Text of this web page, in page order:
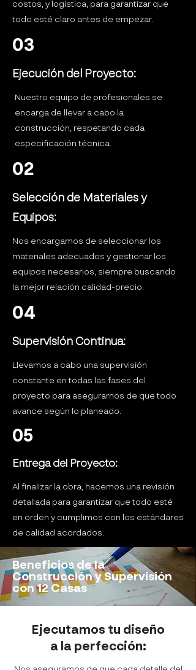
costos, y logística, para garantizar que
todo esté claro antes de empezar.
03
Ejecución del Proyecto:
Nuestro equipo de profesionales se
encarga de llevar a cabo la
construcción, respetando cada
especificación técnica.
02
Selección de Materiales y
Equipos:
Nos encargamos de seleccionar los
materiales adecuados y gestionar los
equipos necesarios, siempre buscando
la mejor relación calidad-precio.
04
Supervisión Continua:
Llevamos a cabo una supervisión
constante en todas las fases del
proyecto para asegurarnos de que todo
avance según lo planeado.
05
Entrega del Proyecto:
Al finalizar la obra, hacemos una revisión
detallada para garantizar que todo esté
en orden y cumplimos con los estándares
de calidad acordados.
Beneficios de la
Construcción y Supervisión
con 12 Casas
Ejecutamos tu diseño
a la perfección: